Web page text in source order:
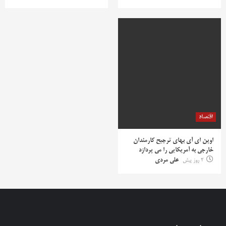
اقتصاد
اوپن ای آی بهای ترجیح کارمندان
خارجی به آمریکایی را می پردازد
2 روز پیش
علی مردی